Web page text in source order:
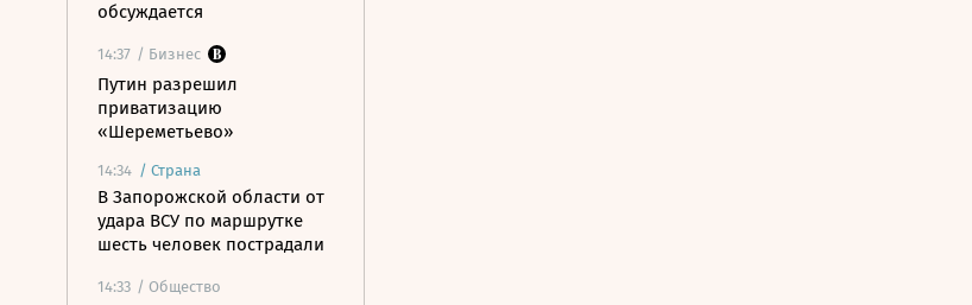
обсуждается
14:37 / Бизнес
Путин разрешил
приватизацию
«Шереметьево»
14:34 / Страна
В Запорожской области от
удара ВСУ по маршрутке
шесть человек пострадали
14:33 / Общество